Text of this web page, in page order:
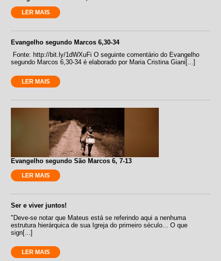
LER MAIS
Evangelho segundo Marcos 6,30-34
Fonte: http://bit.ly/1dWXuFi O seguinte comentário do Evangelho
segundo Marcos 6,30-34 é elaborado por Maria Cristina Giani[...]
LER MAIS
Evangelho segundo São Marcos 6, 7-13
LER MAIS
Ser e viver juntos!
"Deve-se notar que Mateus está se referindo aqui a nenhuma
estrutura hierárquica de sua Igreja do primeiro século... O que
sign[...]
LER MAIS